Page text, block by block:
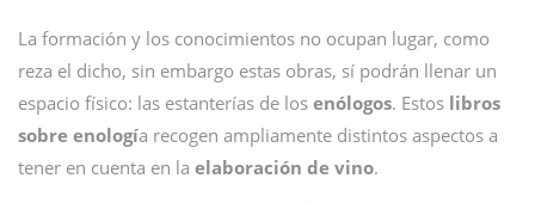
La formación y los conocimientos no ocupan lugar, como
reza el dicho, sin embargo estas obras, sí podrán llenar un
espacio físico: las estanterías de los enólogos. Estos libros
sobre enología recogen ampliamente distintos aspectos a
tener en cuenta en la elaboración de vino.